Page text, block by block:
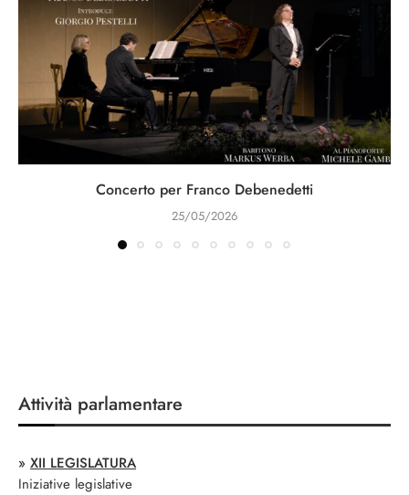
Concerto per Franco Debenedetti
25/05/2026
Attività parlamentare
» XII LEGISLATURA
Iniziative legislative